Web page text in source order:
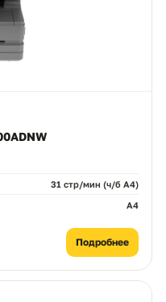
31 стр/мин (ч/б A4)
A4
Подробнее